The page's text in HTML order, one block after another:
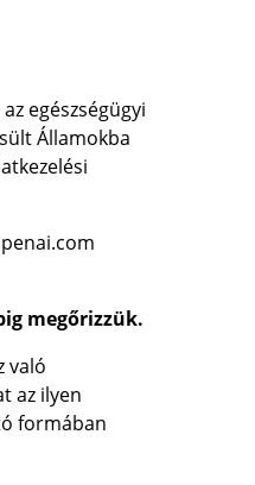
egészségügyi
Államokba
megőrizzük.
való
az ilyen
formában